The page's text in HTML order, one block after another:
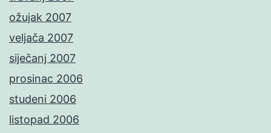
ožujak 2007
veljača 2007
siječanj 2007
prosinac 2006
studeni 2006
listopad 2006